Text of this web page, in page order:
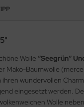
Wolle “Seegrün“
Mako-Baumwolle
wundervollen
eingesetzt werden.
Wolle